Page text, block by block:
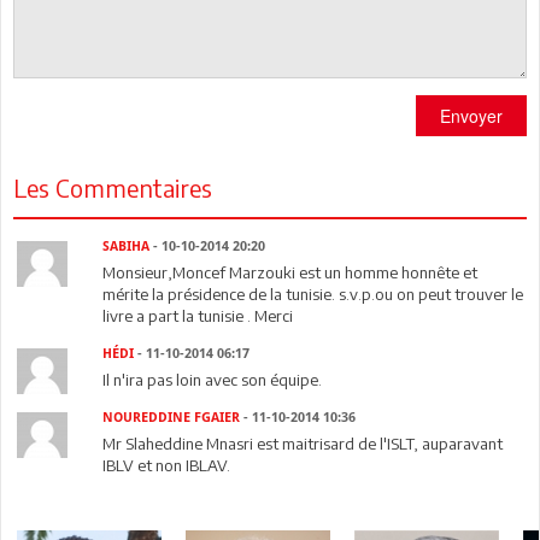
Envoyer
Les Commentaires
SABIHA - 10-10-2014 20:20
Monsieur,Moncef Marzouki est un homme honnête et
mérite la présidence de la tunisie. s.v.p.ou on peut trouver le
livre a part la tunisie . Merci
HÉDI - 11-10-2014 06:17
Il n'ira pas loin avec son équipe.
NOUREDDINE FGAIER - 11-10-2014 10:36
Mr Slaheddine Mnasri est maitrisard de l'ISLT, auparavant
IBLV et non IBLAV.